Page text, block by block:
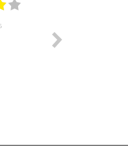
Servicio muy completo
desde la compra hasta la